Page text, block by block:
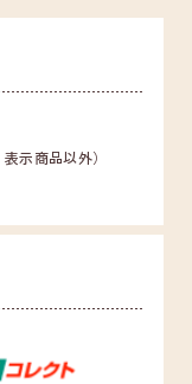
示商品以外）